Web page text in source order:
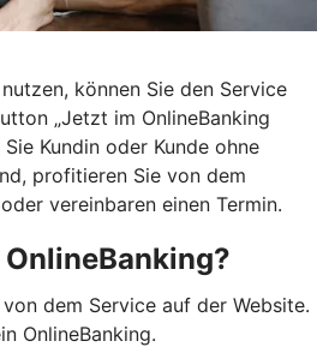
können Sie den Service
„Jetzt im OnlineBanking
Kundin oder Kunde ohne
profitieren Sie von dem
vereinbaren einen Termin.
dem Service auf der Website.
OnlineBanking.